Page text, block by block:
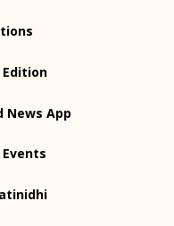
Edition
News App